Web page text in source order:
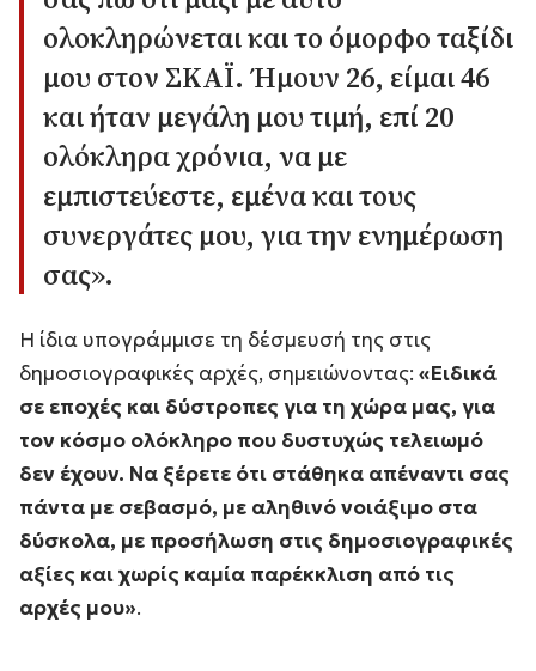
ολοκληρώνεται και το όμορφο ταξίδι
μου στον ΣΚΑΪ. Ήμουν 26, είμαι 46
και ήταν μεγάλη μου τιμή, επί 20
ολόκληρα χρόνια, να με
εμπιστεύεστε, εμένα και τους
συνεργάτες μου, για την ενημέρωση
σας».
Η ίδια υπογράμμισε τη δέσμευσή της στις
δημοσιογραφικές αρχές, σημειώνοντας: «Ειδικά
σε εποχές και δύστροπες για τη χώρα μας, για
τον κόσμο ολόκληρο που δυστυχώς τελειωμό
δεν έχουν. Να ξέρετε ότι στάθηκα απέναντι σας
πάντα με σεβασμό, με αληθινό νοιάξιμο στα
δύσκολα, με προσήλωση στις δημοσιογραφικές
αξίες και χωρίς καμία παρέκκλιση από τις
αρχές μου».